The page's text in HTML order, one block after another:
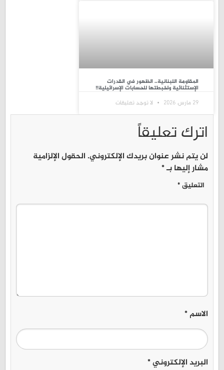
المقاومة اللبنانية.. الظهور في القدرات
الإستثنائية ولخبطتها للحسابات الإسرائيلية!!
29 مارس، 2026 لا توجد تعليقات
اترك تعليقاً
لن يتم نشر عنوان بريدك الإلكتروني. الحقول الإلزامية
مشار إليها بـ*
التعليق*
الاسم*
البريد الإلكتروني*